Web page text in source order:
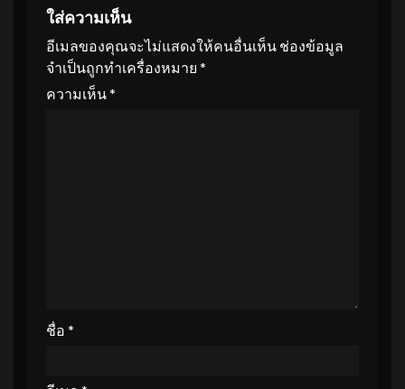
ใส่ความเห็น
อีเมลของคุณจะไม่แสดงให้คนอื่นเห็น ช่องข้อมูล
จำเป็นถูกทำเครื่องหมาย *
ความเห็น*
ชื่อ *